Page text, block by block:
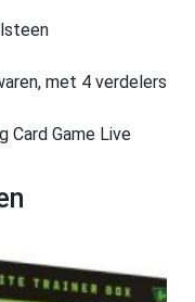
met 4 verdelers
Card Game Live